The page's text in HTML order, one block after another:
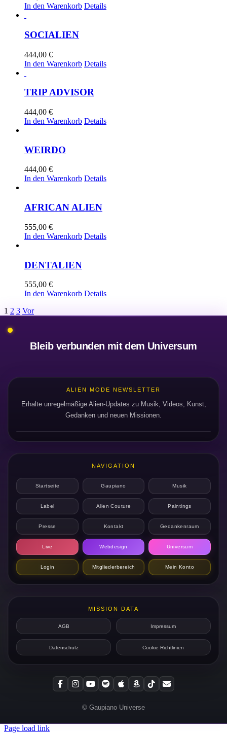
In den Warenkorb Details
SOCIALIEN
444,00 €
In den Warenkorb Details
TRIP ADVISOR
444,00 €
In den Warenkorb Details
WEIRDO
444,00 €
In den Warenkorb Details
AFRICAN ALIEN
555,00 €
In den Warenkorb Details
DENTALIEN
555,00 €
In den Warenkorb Details
1 2 3 Vor
Bleib verbunden mit dem Universum
NAVIGATION
Startseite Gaupiano Musik
Label Alien Couture Paintings
Presse Kontakt Gedankenraum
Live Webdesign Universum
Login Mitgliederbereich Mein Konto
ALIEN MODE NEWSLETTER
Erhalte unregelmäßige Alien-Updates zu Musik, Videos, Kunst,
Gedanken und neuen Missionen.
MISSION DATA
AGB Impressum
Datenschutz Cookie Richtlinien
© Gaupiano Universe
Page load link